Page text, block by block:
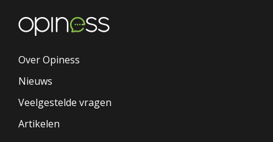
Over Opiness
Nieuws
Veelgestelde vragen
Artikelen